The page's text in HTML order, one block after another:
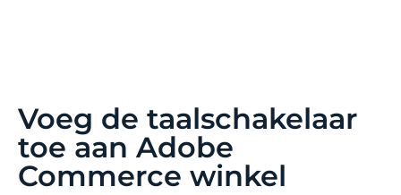
Voeg de taalschakelaar
toe aan Adobe
Commerce winkel